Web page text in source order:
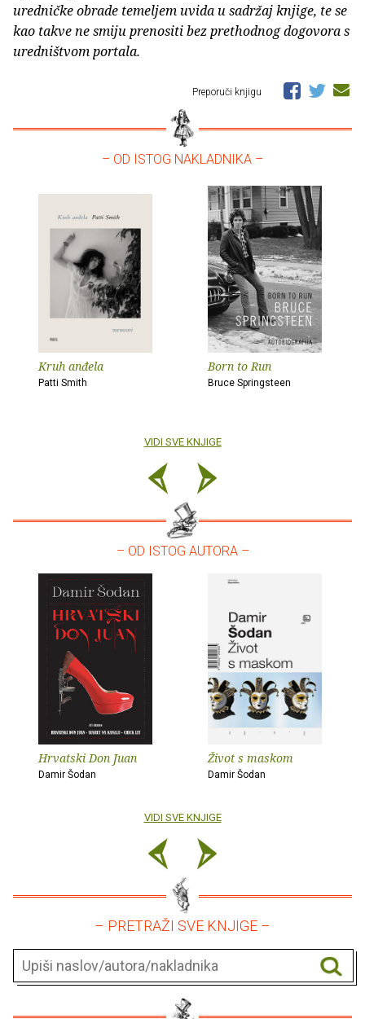
uredničke obrade temeljem uvida u sadržaj knjige, te se
kao takve ne smiju prenositi bez prethodnog dogovora s
uredništvom portala.
Preporuči knjigu
– OD ISTOG NAKLADNIKA –
Kruh anđela
Patti Smith
Born to Run
Bruce Springsteen
VIDI SVE KNJIGE
– OD ISTOG AUTORA –
Hrvatski Don Juan
Damir Šodan
Život s maskom
Damir Šodan
VIDI SVE KNJIGE
– PRETRAŽI SVE KNJIGE –